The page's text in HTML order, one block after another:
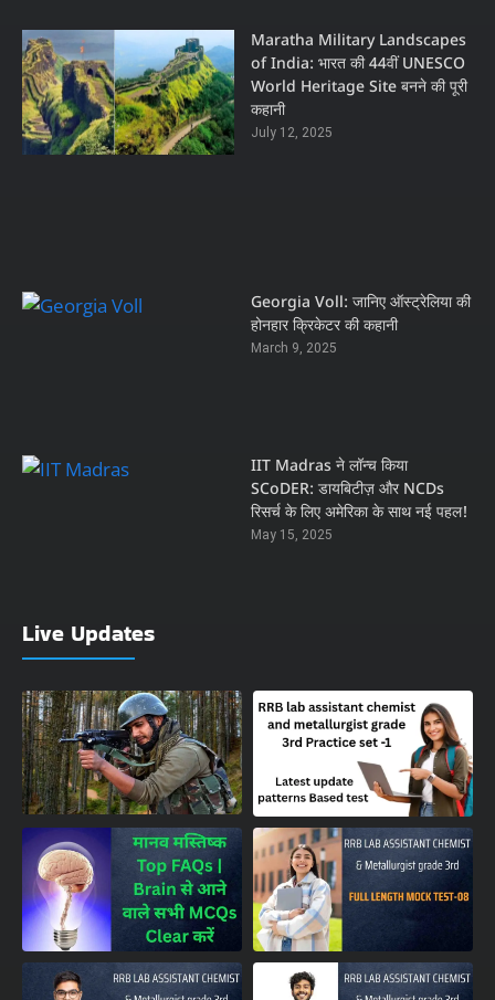
Maratha Military Landscapes
of India: भारत की 44वीं UNESCO
World Heritage Site बनने की पूरी
कहानी
July 12, 2025
Georgia Voll: जानिए ऑस्ट्रेलिया की
होनहार क्रिकेटर की कहानी
March 9, 2025
IIT Madras ने लॉन्च किया
SCoDER: डायबिटीज़ और NCDs
रिसर्च के लिए अमेरिका के साथ नई पहल!
May 15, 2025
Live Updates